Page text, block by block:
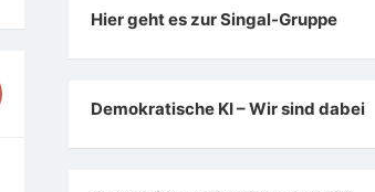
Hier geht es zur Singal-Gruppe
Demokratische KI – Wir sind dabei